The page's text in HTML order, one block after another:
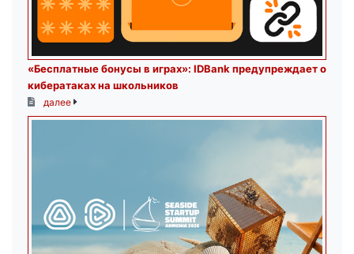
«Бесплатные бонусы в играх»: IDBank предупреждает о
кибератаках на школьников
далее